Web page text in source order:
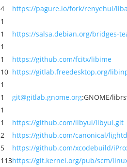
4
https://pagure.io/fork/renyehui/
1
1
https://salsa.debian.org/bridges-
1
1
https://github.com/fcitx/libime
10 https://gitlab.freedesktop.org/
1
1 git@gitlab.gnome.org:GNOME/
1
1
https://github.com/libyui/libyui.git
2
https://github.com/canonical/
5
https://github.com/xcodebuild/
113https://git.kernel.org/pub/scm/